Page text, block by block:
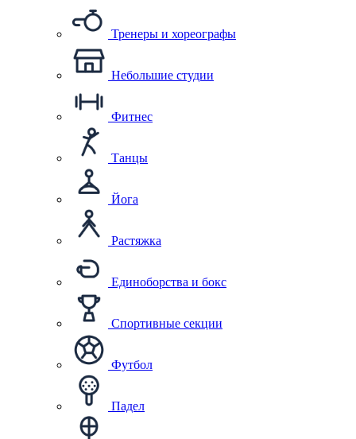
Тренеры и хореографы
Небольшие студии
Фитнес
Танцы
Йога
Растяжка
Единоборства и бокс
Спортивные секции
Футбол
Падел